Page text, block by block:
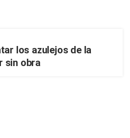
los azulejos de la
sin obra